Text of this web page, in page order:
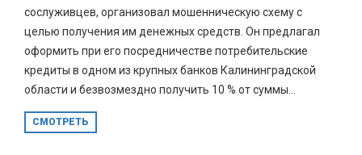
сослуживцев, организовал мошенническую схему с
целью получения им денежных средств. Он предлагал
оформить при его посредничестве потребительские
кредиты в одном из крупных банков Калининградской
области и безвозмездно получить 10 % от суммы...
СМОТРЕТЬ